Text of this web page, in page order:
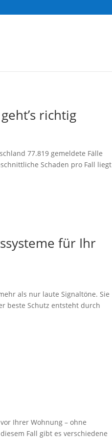
richtig
77.819 gemeldete Fälle
Schaden pro Fall liegt
für Ihr
als nur laute Signaltöne. Sie
beste Schutz entsteht durch
Ihrer Wohnung – ohne
Fall gibt es verschiedene